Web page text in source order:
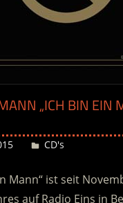
„ICH BIN EIN
Desiree
CD's
Mann“ ist seit
auf Radio Eins in